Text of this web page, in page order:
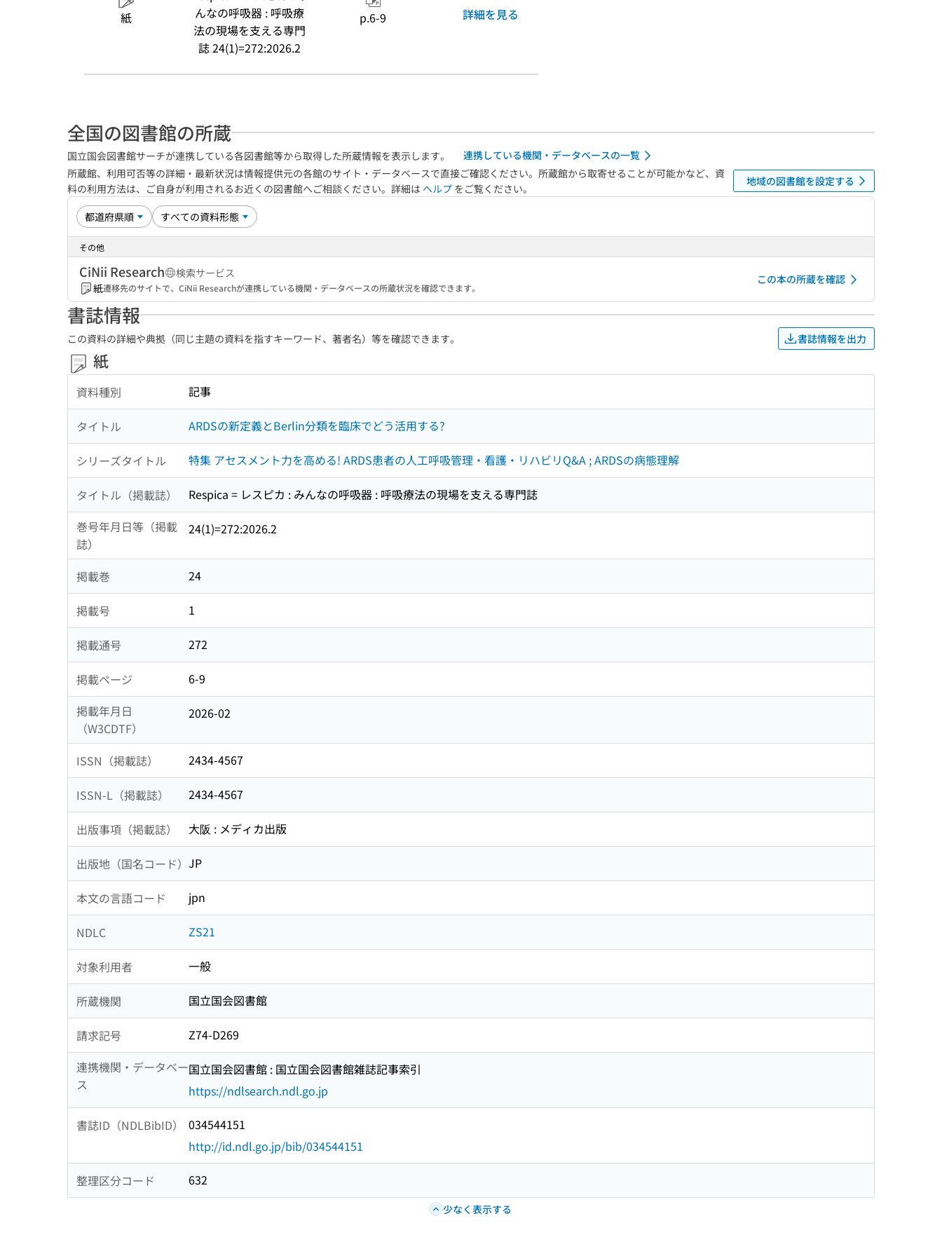
紙
んなの呼吸器 : 呼吸療
法の現場を支える専門
誌 24(1)=272:2026.2
p.6-9 詳細を見る
全国の図書館の所蔵
国立国会図書館サーチが連携している各図書館等から取得した所蔵情報を表示します。
連携している機関・データベースの一覧
所蔵館、利用可否等の詳細・最新状況は情報提供元の各館のサイト・データベースで直接ご確認ください。所蔵館から取寄せることが可能かなど、資
料の利用方法は、ご自身が利用されるお近くの図書館へご相談ください。詳細は ヘルプ をご覧ください。
地域の図書館を設定する
その他
CiNii Research
検索サービス
紙遷移先のサイトで、CiNii Researchが連携している機関・データベースの所蔵状況を確認できます。
この本の所蔵を確認
書誌情報
この資料の詳細や典拠（同じ主題の資料を指すキーワード、著者名）等を確認できます。 書誌情報を出力
紙
資料種別 記事
タイトル ARDSの新定義とBerlin分類を臨床でどう活用する?
シリーズタイトル 特集 アセスメント力を高める! ARDS患者の人工呼吸管理・看護・リハビリQ&A ; ARDSの病態理解
タイトル（掲載誌）
Respica = レスピカ : みんなの呼吸器 : 呼吸療法の現場を支える専門誌
巻号年月日等（掲載
誌）
24(1)=272:2026.2
掲載巻 24
掲載号 1
掲載通号 272
掲載ページ
6-9
掲載年月日
（W3CDTF）
2026-02
ISSN（掲載誌） 2434-4567
ISSN-L（掲載誌） 2434-4567
出版事項（掲載誌） 大阪 : メディカ出版
出版地（国名コード） JP
本文の言語コード jpn
NDLC ZS21
対象利用者 一般
所蔵機関 国立国会図書館
請求記号
Z74-D269
連携機関・データベー
ス
国立国会図書館 : 国立国会図書館雑誌記事索引
https://ndlsearch.ndl.go.jp
書誌ID（NDLBibID）
034544151
http://id.ndl.go.jp/bib/034544151
整理区分コード 632
少なく表示する